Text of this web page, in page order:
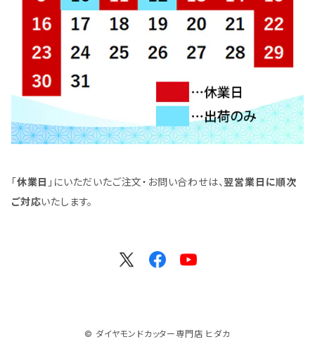
「休業日 」にいただいたご注文・お問い合わせは、翌営業日に順次
ご対応いたします。
© ダイヤモンドカッター専門店 ヒダカ